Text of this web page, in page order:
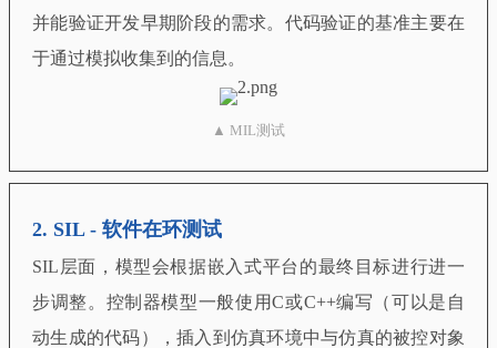
并能验证开发早期阶段的需求。代码验证的基准主要在
于通过模拟收集到的信息。
▲ MIL测试
2. SIL - 软件在环测试
SIL层面，模型会根据嵌入式平台的最终目标进行进一
步调整。控制器模型一般使用C或C++编写（可以是自
动生成的代码），插入到仿真环境中与仿真的被控对象